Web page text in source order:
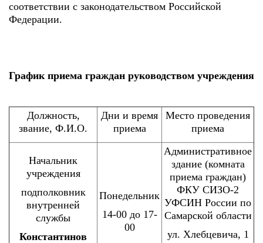
соответствии с законодательством Российской
Федерации.
График приема граждан руководством учреждения
Должность,
звание, Ф.И.О.
Дни и время
приема
Место проведения
приема
Начальник
учреждения
подполковник
внутренней
службы
Константинов
Понедельник
14-00 до 17-
00
Административное
здание (комната
приема граждан)
ФКУ СИЗО-2
УФСИН России по
Самарской области
ул. Хлебцевича, 1